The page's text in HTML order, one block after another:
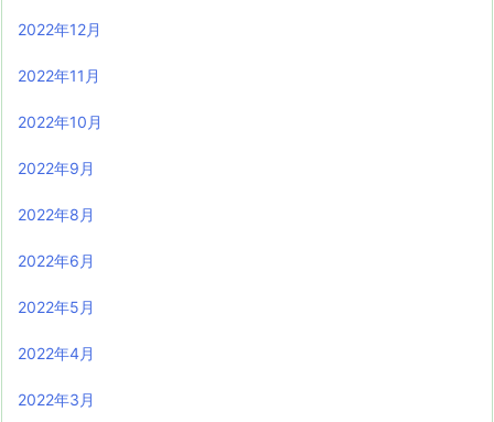
2022年12月
2022年11月
2022年10月
2022年9月
2022年8月
2022年6月
2022年5月
2022年4月
2022年3月